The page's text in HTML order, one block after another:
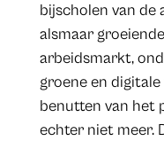
bijscholen van de
alsmaar
arbeidsmarkt,
groene en
benutten van het
echter niet meer.